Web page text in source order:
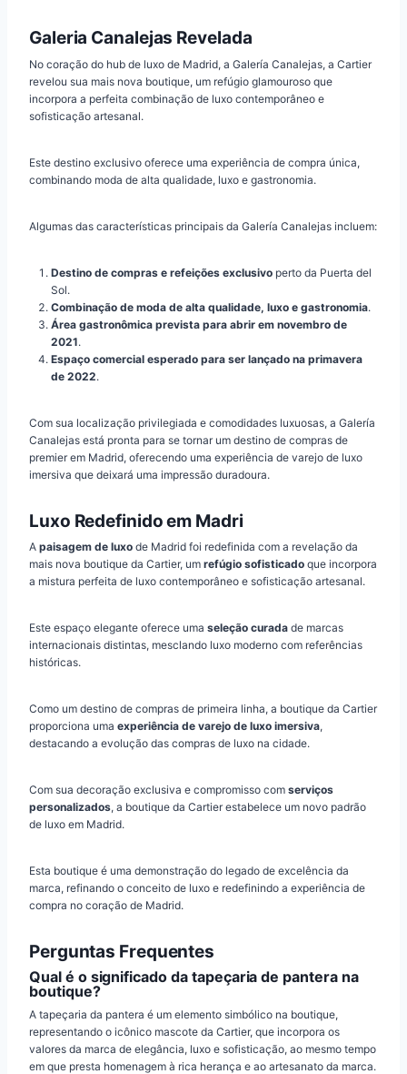
Galeria Canalejas Revelada
No coração do hub de luxo de Madrid, a Galería Canalejas, a Cartier
revelou sua mais nova boutique, um refúgio glamouroso que
incorpora a perfeita combinação de luxo contemporâneo e
sofisticação artesanal.
Este destino exclusivo oferece uma experiência de compra única,
combinando moda de alta qualidade, luxo e gastronomia.
Algumas das características principais da Galería Canalejas incluem:
Destino de compras e refeições exclusivo perto da Puerta del
Sol.
Combinação de moda de alta qualidade, luxo e gastronomia.
Área gastronômica prevista para abrir em novembro de
2021.
Espaço comercial esperado para ser lançado na primavera
de 2022.
Com sua localização privilegiada e comodidades luxuosas, a Galería
Canalejas está pronta para se tornar um destino de compras de
premier em Madrid, oferecendo uma experiência de varejo de luxo
imersiva que deixará uma impressão duradoura.
Luxo Redefinido em Madri
A paisagem de luxo de Madrid foi redefinida com a revelação da
mais nova boutique da Cartier, um refúgio sofisticado que incorpora
a mistura perfeita de luxo contemporâneo e sofisticação artesanal.
Este espaço elegante oferece uma seleção curada de marcas
internacionais distintas, mesclando luxo moderno com referências
históricas.
Como um destino de compras de primeira linha, a boutique da Cartier
proporciona uma experiência de varejo de luxo imersiva,
destacando a evolução das compras de luxo na cidade.
Com sua decoração exclusiva e compromisso com serviços
personalizados, a boutique da Cartier estabelece um novo padrão
de luxo em Madrid.
Esta boutique é uma demonstração do legado de excelência da
marca, refinando o conceito de luxo e redefinindo a experiência de
compra no coração de Madrid.
Perguntas Frequentes
Qual é o significado da tapeçaria de pantera na
boutique?
A tapeçaria da pantera é um elemento simbólico na boutique,
representando o icônico mascote da Cartier, que incorpora os
valores da marca de elegância, luxo e sofisticação, ao mesmo tempo
em que presta homenagem à rica herança e ao artesanato da marca.